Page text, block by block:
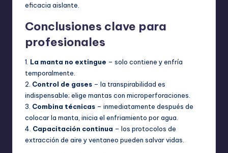
eficacia aislante.
Conclusiones clave para
profesionales
1. La manta no extingue – solo contiene y enfría
temporalmente.
2. Control de gases – la transpirabilidad es
indispensable; elige mantas con microperforaciones.
3. Combina técnicas – inmediatamente después de
colocar la manta, inicia el enfriamiento por agua.
4. Capacitación continua – los protocolos de
extracción de aire y ventaneo pueden salvar vidas.